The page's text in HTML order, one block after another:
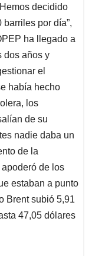
decidido
por día”,
ha llegado a
dos años y
el
había hecho
los
de su
nadie daba un
de la
de los
estaban a punto
Brent subió 5,91
47,05 dólares